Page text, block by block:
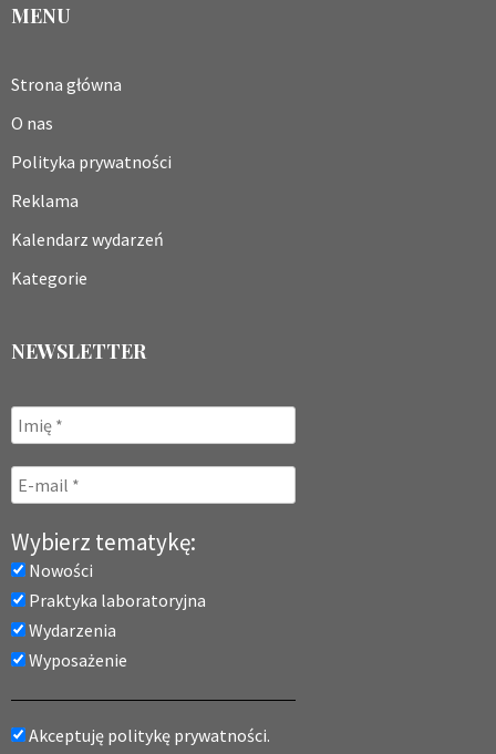
MENU
Strona główna
O nas
Polityka prywatności
Reklama
Kalendarz wydarzeń
Kategorie
NEWSLETTER
Wybierz tematykę:
Nowości
Praktyka laboratoryjna
Wydarzenia
Wyposażenie
Akceptuję politykę prywatności.